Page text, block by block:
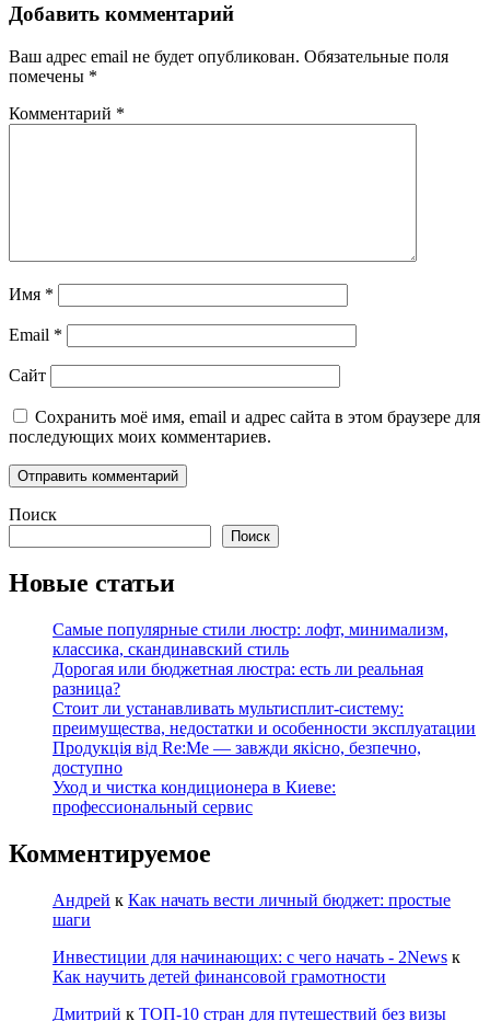
Добавить комментарий
Ваш адрес email не будет опубликован. Обязательные поля
помечены *
Комментарий *
Имя *
Email *
Сайт
Сохранить моё имя, email и адрес сайта в этом браузере для
последующих моих комментариев.
Поиск
Поиск
Новые статьи
Самые популярные стили люстр: лофт, минимализм,
классика, скандинавский стиль
Дорогая или бюджетная люстра: есть ли реальная
разница?
Стоит ли устанавливать мультисплит-систему:
преимущества, недостатки и особенности эксплуатации
Продукція від Re:Me — завжди якісно, безпечно,
доступно
Уход и чистка кондиционера в Киеве:
профессиональный сервис
Комментируемое
Андрей к Как начать вести личный бюджет: простые
шаги
Инвестиции для начинающих: с чего начать - 2News к
Как научить детей финансовой грамотности
Дмитрий к ТОП-10 стран для путешествий без визы